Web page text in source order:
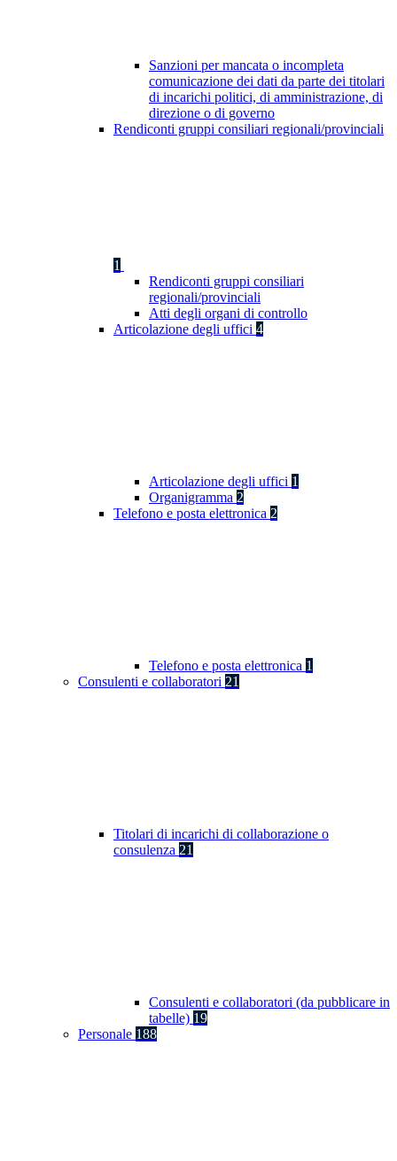
Sanzioni per mancata o incompleta
comunicazione dei dati da parte dei titolari
di incarichi politici, di amministrazione, di
direzione o di governo
Rendiconti gruppi consiliari regionali/provinciali
1
Rendiconti gruppi consiliari
regionali/provinciali
Atti degli organi di controllo
Articolazione degli uffici 4
Articolazione degli uffici 1
Organigramma 2
Telefono e posta elettronica 2
Telefono e posta elettronica 1
Consulenti e collaboratori 21
Titolari di incarichi di collaborazione o
consulenza 21
Consulenti e collaboratori (da pubblicare in
tabelle) 19
Personale 188